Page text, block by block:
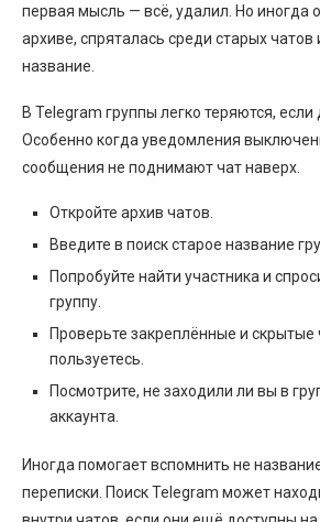
первая мысль — всё, удалил. Но иногда
архиве, спряталась среди старых
название.
В Telegram группы легко теряются, если
Особенно когда уведомления
сообщения не поднимают чат наверх.
Откройте архив чатов.
Введите в поиск старое название
Попробуйте найти участника и
группу.
Проверьте закреплённые и
пользуетесь.
Посмотрите, не заходили ли вы в
аккаунта.
Иногда помогает вспомнить не
переписки. Поиск Telegram может